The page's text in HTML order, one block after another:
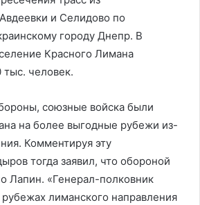
и Селидово по
городу Днепр. В
Красного Лимана
тыс. человек.
союзные войска были
на более выгодные рубежи из-
Комментируя эту
тогда заявил, что обороной
Лапин. «Генерал-полковник
рубежах лиманского направления